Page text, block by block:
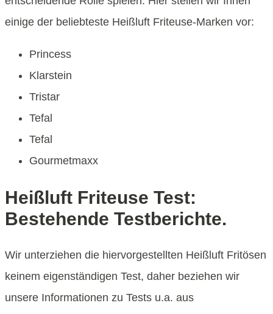
einige der beliebteste Heißluft Friteuse-Marken vor:
Princess
Klarstein
Tristar
Tefal
Tefal
Gourmetmaxx
Heißluft Friteuse Test:
Bestehende Testberichte.
Wir unterziehen die hiervorgestellten Heißluft Fritösen
keinem eigenständigen Test, daher beziehen wir
unsere Informationen zu Tests u.a. aus